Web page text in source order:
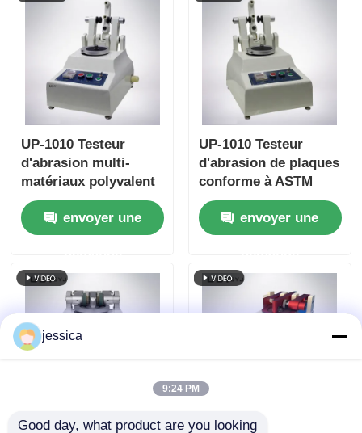
UP-1010 Testeur
d'abrasion multi-
matériaux polyvalent
de plaques conforme
à plusieurs normes
internationales
envoyer une
UP-1010 Testeur
d'abrasion de plaques
conforme à ASTM
D4060, ASTM D1044,
ISO 5470 et JIS K7204
avec charge réglable
vitesse de rotation de
60 tours/min
envoyer une
UP-1010 Testeur UP-1010 Testeur
jessica
9:24 PM
Good day, what product are you looking